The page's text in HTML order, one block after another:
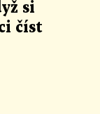
si
číst